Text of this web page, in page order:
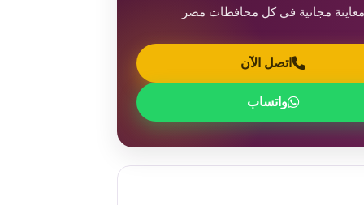
معاينة مجانية في كل محافظات مصر
اتصل الآن
واتساب